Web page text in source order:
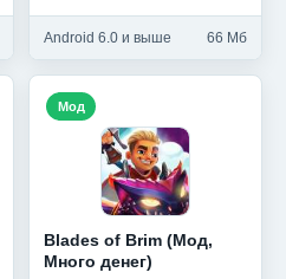
Android 6.0 и выше 66 Мб
Blades of Brim (Мод,
Много денег)
Мод